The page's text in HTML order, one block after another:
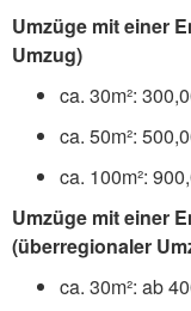
Umzüge mit einer
Umzug)
ca. 30m²:
ca. 50m²:
ca. 100m²:
Umzüge mit einer
(überregionaler
ca. 30m²: ab